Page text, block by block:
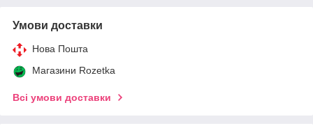
Умови доставки
Нова Пошта
Магазини Rozetka
Всі умови доставки